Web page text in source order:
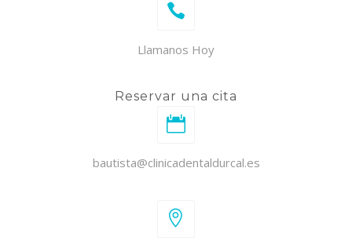
Llamanos Hoy
Reservar una cita
bautista@clinicadentaldurcal.es